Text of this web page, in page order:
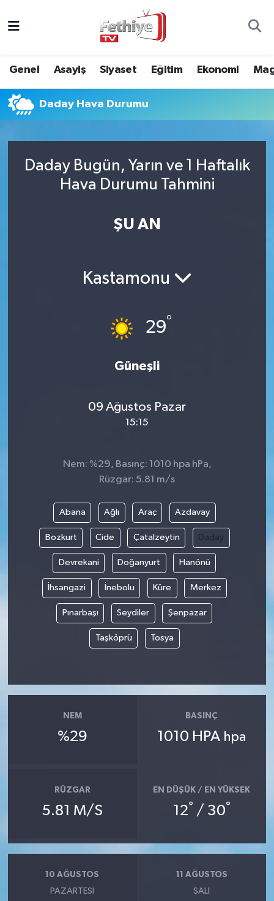
Genel Asayiş Siyaset Eğitim Ekonomi
Daday Hava Durumu
Daday Bugün, Yarın ve 1 Haftalık
Hava Durumu Tahmini
ŞU AN
Kastamonu
29°
Güneşli
09 Ağustos Pazar
15:15
Nem: %29, Basınç: 1010 hpa hPa,
Rüzgar: 5.81 m/s
Abana Ağlı Araç Azdavay
Bozkurt Cide Çatalzeytin Daday
Devrekani Doğanyurt Hanönü
İhsangazi İnebolu Küre Merkez
Pınarbaşı Seydiler Şenpazar
Taşköprü Tosya
NEM
%29
BASINÇ
1010 HPA hpa
RÜZGAR
5.81 M/S
EN DÜŞÜK / EN YÜKSEK
12° / 30°
10 AĞUSTOS
PAZARTESI
11 AĞUSTOS
SALI
Asayiş
Eğitim
Ekonomi
Muğla Hava Durumu
Muğla Namaz Vakitleri
Muğla Trafik Yoğunluk Haritası
Süper Lig Puan Durumu ve Fikstür
Son Dakika Haberleri